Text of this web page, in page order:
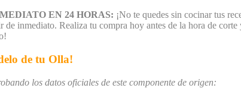
EN 24 HORAS: ¡No te quedes sin cocinar tus
inmediato. Realiza tu compra hoy antes de la hora de
de tu Olla!
los datos oficiales de este componente de origen: